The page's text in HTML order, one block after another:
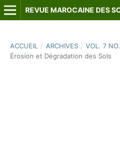
ACCUEIL / ARCHIVES / VOL. 7
Érosion et Dégradation des Sols